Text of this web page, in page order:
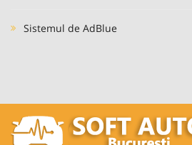
Sistemul de AdBlue